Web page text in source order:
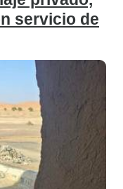
servicio de